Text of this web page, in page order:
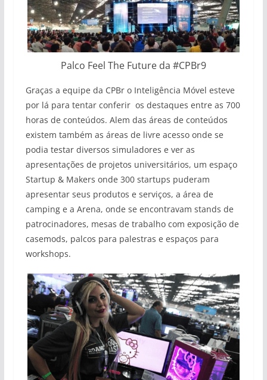
Palco Feel The Future da #CPBr9
Graças a equipe da CPBr o Inteligência Móvel esteve
por lá para tentar conferir os destaques entre as 700
horas de conteúdos. Alem das áreas de conteúdos
existem também as áreas de livre acesso onde se
podia testar diversos simuladores e ver as
apresentações de projetos universitários, um espaço
Startup & Makers onde 300 startups puderam
apresentar seus produtos e serviços, a área de
camping e a Arena, onde se encontravam stands de
patrocinadores, mesas de trabalho com exposição de
casemods, palcos para palestras e espaços para
workshops.